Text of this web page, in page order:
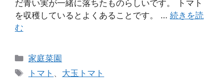
だ青い実が一緒に落ちたものらしいです。 トマト
を収穫しているとよくあることです。 … 続きを読
む
カ
テ
家庭菜園
タ
トマト 、 大玉トマト